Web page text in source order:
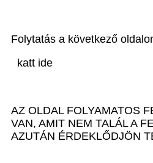
Folytatás a következő
katt ide
AZ OLDAL FOLYAMATOS
VAN, AMIT NEM TALÁL A
AZUTÁN ÉRDEKLŐDJÖN